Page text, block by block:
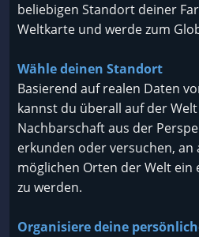
beliebigen Standort deiner
Weltkarte und werde zum
Wähle deinen Standort
Basierend auf realen Daten
kannst du überall auf der
Nachbarschaft aus der
erkunden oder versuchen, an
möglichen Orten der Welt
zu werden.
Organisiere deine